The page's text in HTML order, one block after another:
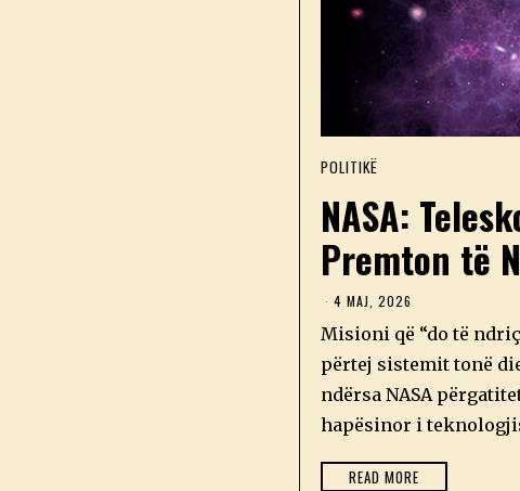
POLITIKË
NASA:
Premton të
4 MAJ, 2026
A
,
2
0
2
Misioni që “do të
përtej sistemit tonë
ndërsa NASA
hapësinor i
READ MORE